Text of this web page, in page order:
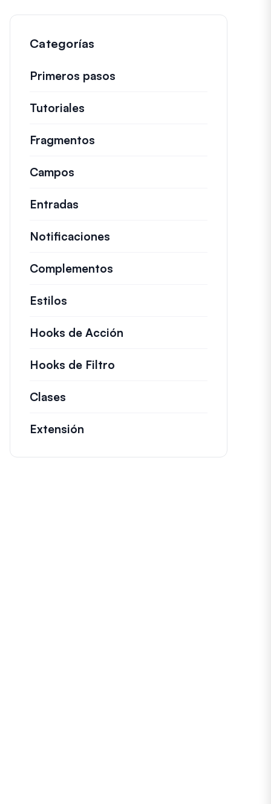
Categorías
Primeros pasos
Tutoriales
Fragmentos
Campos
Entradas
Notificaciones
Complementos
Estilos
Hooks de Acción
Hooks de Filtro
Clases
Extensión